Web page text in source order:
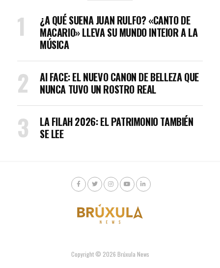
¿A QUÉ SUENA JUAN RULFO? «CANTO DE
MACARIO» LLEVA SU MUNDO INTEIOR A LA
MÚSICA
AI FACE: EL NUEVO CANON DE BELLEZA QUE
NUNCA TUVO UN ROSTRO REAL
LA FILAH 2026: EL PATRIMONIO TAMBIÉN
SE LEE
Copyright © 2026 Brúxula News